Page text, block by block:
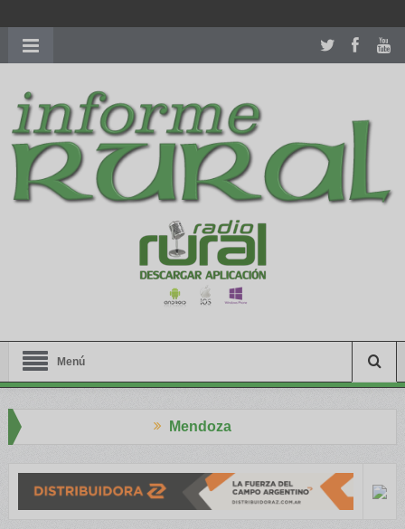
richardmillereplica
women.patekphilippe.tofor sale in usa recognized command with
dining room table ceremony. welcome to our
perfectwatches.is
shop. best youngsexdoll.comwith professional customer
services. 1: 1 design high
https://reallydiamond.com/
Menú